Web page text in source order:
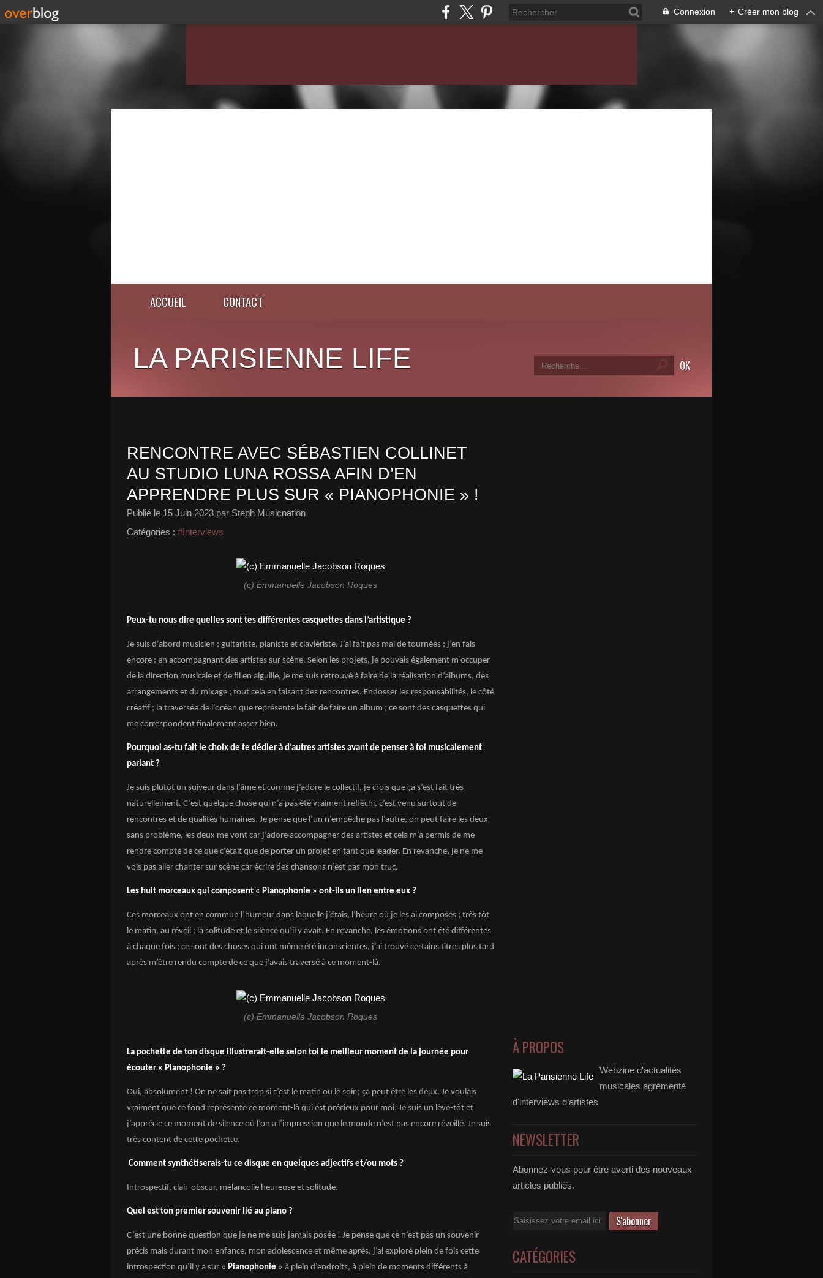
Connexion + Créer mon blog
ACCUEIL CONTACT
LA PARISIENNE LIFE
RENCONTRE AVEC SÉBASTIEN COLLINET
AU STUDIO LUNA ROSSA AFIN D’EN
APPRENDRE PLUS SUR « PIANOPHONIE » !
Publié le 15 Juin 2023 par Steph Musicnation
Catégories : #Interviews
(c) Emmanuelle Jacobson Roques
Peux-tu nous dire quelles sont tes différentes casquettes dans l’artistique ?
Je suis d’abord musicien ; guitariste, pianiste et claviériste. J’ai fait pas mal de tournées ; j’en fais
encore ; en accompagnant des artistes sur scène. Selon les projets, je pouvais également m’occuper
de la direction musicale et de fil en aiguille, je me suis retrouvé à faire de la réalisation d’albums, des
arrangements et du mixage ; tout cela en faisant des rencontres. Endosser les responsabilités, le côté
créatif ; la traversée de l’océan que représente le fait de faire un album ; ce sont des casquettes qui
me correspondent finalement assez bien.
Pourquoi as-tu fait le choix de te dédier à d’autres artistes avant de penser à toi musicalement
parlant ?
Je suis plutôt un suiveur dans l’âme et comme j’adore le collectif, je crois que ça s’est fait très
naturellement. C’est quelque chose qui n’a pas été vraiment réfléchi, c’est venu surtout de
rencontres et de qualités humaines. Je pense que l’un n’empêche pas l’autre, on peut faire les deux
sans problème, les deux me vont car j’adore accompagner des artistes et cela m’a permis de me
rendre compte de ce que c’était que de porter un projet en tant que leader. En revanche, je ne me
vois pas aller chanter sur scène car écrire des chansons n’est pas mon truc.
Les huit morceaux qui composent « Pianophonie » ont-ils un lien entre eux ?
Ces morceaux ont en commun l’humeur dans laquelle j’étais, l’heure où je les ai composés ; très tôt
le matin, au réveil ; la solitude et le silence qu’il y avait. En revanche, les émotions ont été différentes
à chaque fois ; ce sont des choses qui ont même été inconscientes, j’ai trouvé certains titres plus tard
après m’être rendu compte de ce que j’avais traversé à ce moment-là.
(c) Emmanuelle Jacobson Roques
La pochette de ton disque illustrerait-elle selon toi le meilleur moment de la journée pour
écouter « Pianophonie » ?
Oui, absolument ! On ne sait pas trop si c’est le matin ou le soir ; ça peut être les deux. Je voulais
vraiment que ce fond représente ce moment-là qui est précieux pour moi. Je suis un lève-tôt et
j’apprécie ce moment de silence où l’on a l’impression que le monde n’est pas encore réveillé. Je suis
très content de cette pochette.
Comment synthétiserais-tu ce disque en quelques adjectifs et/ou mots ?
Introspectif, clair-obscur, mélancolie heureuse et solitude.
Quel est ton premier souvenir lié au piano ?
C’est une bonne question que je ne me suis jamais posée ! Je pense que ce n’est pas un souvenir
précis mais durant mon enfance, mon adolescence et même après, j’ai exploré plein de fois cette
introspection qu’il y a sur « Pianophonie » à plein d’endroits, à plein de moments différents à
À PROPOS
Webzine d'actualités
musicales agrémenté
d'interviews d'artistes
NEWSLETTER
Abonnez-vous pour être averti des nouveaux
articles publiés.
Email
CATÉGORIES